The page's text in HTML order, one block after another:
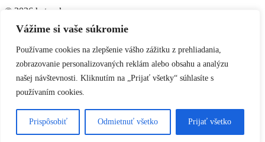
Vážime si vaše súkromie
Používame cookies na zlepšenie vášho zážitku z prehliadania,
zobrazovanie personalizovaných reklám alebo obsahu a analýzu
našej návštevnosti. Kliknutím na „Prijať všetky“ súhlasíte s
používaním cookies.
Prispôsobiť Odmietnuť všetko Prijať všetko
© 2026 hater.sk.
Novinky
Hry
facebook
instagram